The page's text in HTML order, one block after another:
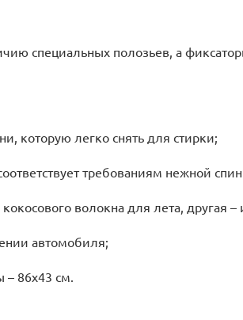
специальных полозьев, а
которую легко снять для стирки;
требованиям нежной
волокна для лета, другая
автомобиля;
86х43 см.